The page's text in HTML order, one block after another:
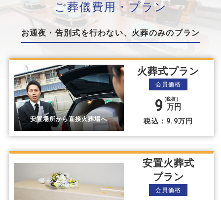
ご葬儀費⽤・プラン
お通夜・告別式を⾏わない、⽕葬のみのプラン
安置場所から直接火葬場へ
火葬式プラン
会員価格
9 （税抜）
万円
税込：9.9万円
安置火葬式
プラン
会員価格